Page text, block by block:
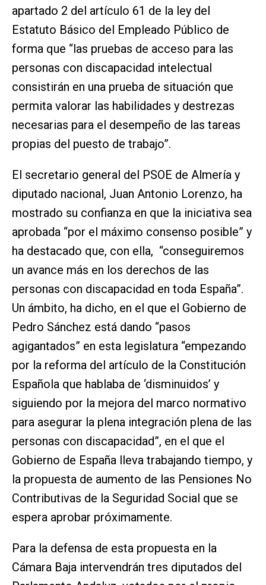
apartado 2 del artículo 61 de la ley del
Estatuto Básico del Empleado Público de
forma que “las pruebas de acceso para las
personas con discapacidad intelectual
consistirán en una prueba de situación que
permita valorar las habilidades y destrezas
necesarias para el desempeño de las tareas
propias del puesto de trabajo”.
El secretario general del PSOE de Almería y
diputado nacional, Juan Antonio Lorenzo, ha
mostrado su confianza en que la iniciativa sea
aprobada “por el máximo consenso posible” y
ha destacado que, con ella, “conseguiremos
un avance más en los derechos de las
personas con discapacidad en toda España”.
Un ámbito, ha dicho, en el que el Gobierno de
Pedro Sánchez está dando “pasos
agigantados” en esta legislatura “empezando
por la reforma del artículo de la Constitución
Española que hablaba de ‘disminuidos’ y
siguiendo por la mejora del marco normativo
para asegurar la plena integración plena de las
personas con discapacidad”, en el que el
Gobierno de España lleva trabajando tiempo, y
la propuesta de aumento de las Pensiones No
Contributivas de la Seguridad Social que se
espera aprobar próximamente.
Para la defensa de esta propuesta en la
Cámara Baja intervendrán tres diputados del